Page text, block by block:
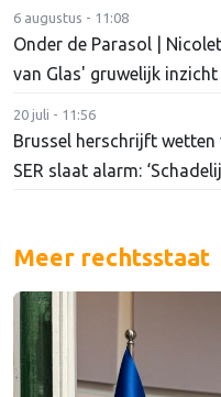
6 augustus - 11:08
Onder de Parasol |
van Glas' gruwelijk
20 juli - 11:56
Brussel herschrijft
SER slaat alarm:
Meer rechtsstaat